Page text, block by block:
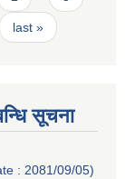
last »
सूचना
: 2081/09/05)